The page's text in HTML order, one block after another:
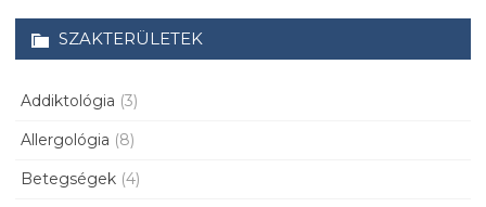
SZAKTERÜLETEK
Addiktológia (3)
Allergológia (8)
Betegségek (4)